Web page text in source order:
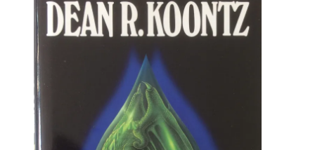
pris
var:
kr. 100.00.
pris
er:
kr. 50.00.